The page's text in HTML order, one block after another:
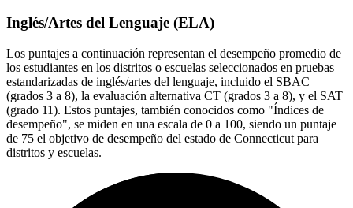
Inglés/Artes del Lenguaje (ELA)
Los puntajes a continuación representan el desempeño promedio de
los estudiantes en los distritos o escuelas seleccionados en pruebas
estandarizadas de inglés/artes del lenguaje, incluido el SBAC
(grados 3 a 8), la evaluación alternativa CT (grados 3 a 8), y el SAT
(grado 11). Estos puntajes, también conocidos como "Índices de
desempeño", se miden en una escala de 0 a 100, siendo un puntaje
de 75 el objetivo de desempeño del estado de Connecticut para
distritos y escuelas.